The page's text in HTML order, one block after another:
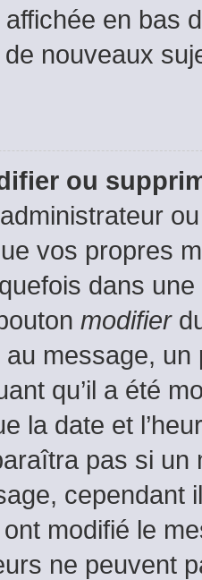
en bas
de nouveaux
ou
vos propres
dans
modifier
message, un
qu’il a été
la date et
pas si
cependant
ont modifié le
ne peuvent